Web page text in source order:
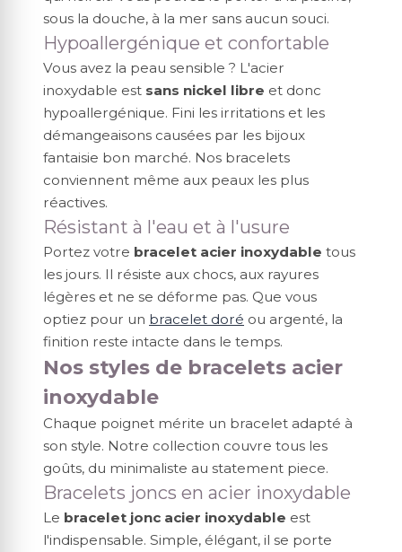
sous la douche, à la mer sans aucun souci.
Hypoallergénique et confortable
Vous avez la peau sensible ? L'acier
inoxydable est sans nickel libre et donc
hypoallergénique. Fini les irritations et les
démangeaisons causées par les bijoux
fantaisie bon marché. Nos bracelets
conviennent même aux peaux les plus
réactives.
Résistant à l'eau et à l'usure
Portez votre bracelet acier inoxydable tous
les jours. Il résiste aux chocs, aux rayures
légères et ne se déforme pas. Que vous
optiez pour un bracelet doré ou argenté, la
finition reste intacte dans le temps.
Nos styles de bracelets acier
inoxydable
Chaque poignet mérite un bracelet adapté à
son style. Notre collection couvre tous les
goûts, du minimaliste au statement piece.
Bracelets joncs en acier inoxydable
Le bracelet jonc acier inoxydable est
l'indispensable. Simple, élégant, il se porte